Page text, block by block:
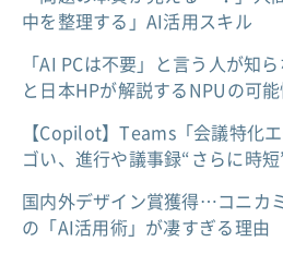
中を整理する」AI活用スキル
「AI PCは不要」と言う人が知
と日本HPが解説するNPUの可
【Copilot】Teams「会議特化
ゴい、進行や議事録“さらに時短
国内外デザイン賞獲得…コニカ
の「AI活用術」が凄すぎる理由